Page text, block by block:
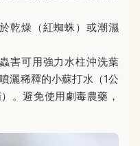
乾燥（紅蜘蛛）或潮濕
害可用強力水柱沖洗葉
灑稀釋的小蘇打水（1公
。避免使用劇毒農藥，